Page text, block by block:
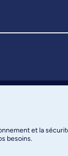
et la
besoins.